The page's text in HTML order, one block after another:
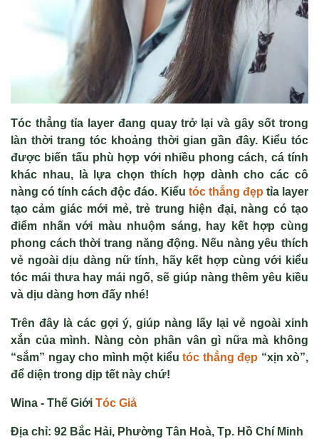
Tóc thẳng tỉa layer đang quay trở lại và gây sốt trong
làn thời trang tóc khoảng thời gian gần đây. Kiểu tóc
được biến tấu phù hợp với nhiều phong cách, cá tính
khác nhau, là lựa chọn thích hợp dành cho các cô
nàng có tính cách độc đáo. Kiểu tóc thẳng đẹp tỉa layer
tạo cảm giác mới mẻ, trẻ trung hiện đại, nàng có tạo
điểm nhấn với màu nhuộm sáng, hay kết hợp cùng
phong cách thời trang năng động. Nếu nàng yêu thích
vẻ ngoài dịu dàng nữ tính, hãy kết hợp cùng với kiểu
tóc mái thưa hay mái ngố, sẽ giúp nàng thêm yêu kiều
và dịu dàng hơn đấy nhé!
Trên đây là các gợi ý, giúp nàng lấy lại vẻ ngoài xinh
xắn của mình. Nàng còn phân vân gì nữa mà không
“sắm” ngay cho mình một kiểu tóc thẳng đẹp “xịn xò”,
để diện trong dịp tết này chứ!
Wina - Thế Giới Tóc Giả
Địa chỉ: 92 Bắc Hải, Phường Tân Hoà, Tp. Hồ Chí Minh